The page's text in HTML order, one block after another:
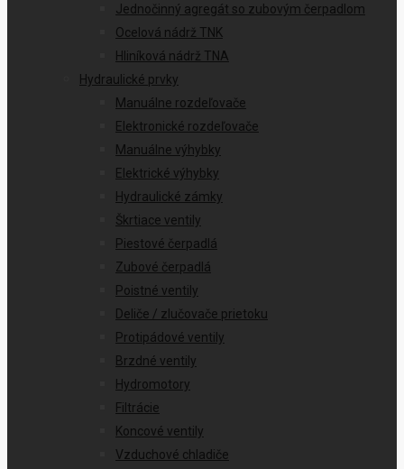
Jednočinný agregát so zubovým čerpadlom
Ocelová nádrž TNK
Hliníková nádrž TNA
Hydraulické prvky
Manuálne rozdeľovače
Elektronické rozdeľovače
Manuálne výhybky
Elektrické výhybky
Hydraulické zámky
Škrtiace ventily
Piestové čerpadlá
Zubové čerpadlá
Poistné ventily
Deliče / zlučovače prietoku
Protipádové ventily
Brzdné ventily
Hydromotory
Filtrácie
Koncové ventily
Vzduchové chladiče